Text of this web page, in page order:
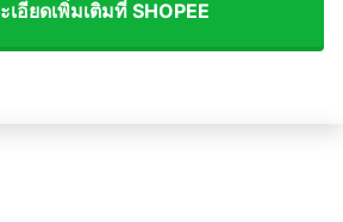
เอียดเพิ่มเติมที่ SHOPEE